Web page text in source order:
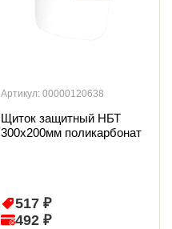
Артикул: 00000120638
Щиток защитный НБТ
300х200мм поликарбонат
517 ₽
492 ₽